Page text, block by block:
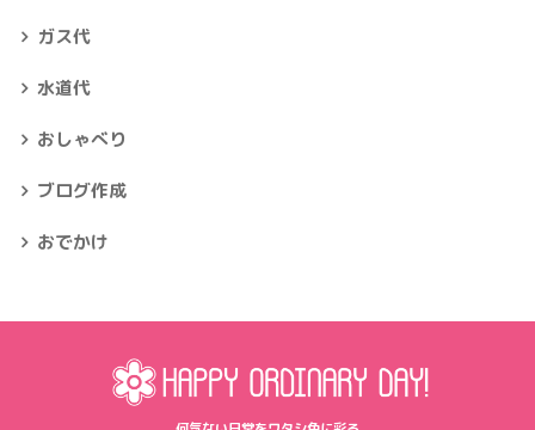
ガス代
水道代
おしゃべり
ブログ作成
おでかけ